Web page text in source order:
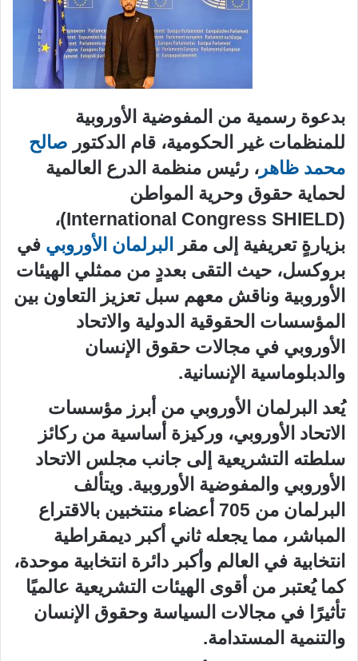
بدعوة رسمية من المفوضية الأوروبية
للمنظمات غير الحكومية، قام الدكتور صالح
محمد ظاهر ، رئيس منظمة الدرع العالمية
لحماية حقوق وحرية المواطن
(International Congress SHIELD)،
بزيارةٍ تعريفية إلى مقر
البرلمان الأوروبي في
بروكسل، حيث التقى بعددٍ من ممثلي الهيئات
الأوروبية وناقش معهم سبل تعزيز التعاون بين
المؤسسات الحقوقية الدولية والاتحاد
الأوروبي في مجالات حقوق الإنسان
والدبلوماسية الإنسانية.
يُعد البرلمان الأوروبي من أبرز مؤسسات
الاتحاد الأوروبي، وركيزة أساسية من ركائز
سلطته التشريعية إلى جانب مجلس الاتحاد
الأوروبي والمفوضية الأوروبية. ويتألف
البرلمان من 705 أعضاء منتخبين بالاقتراع
المباشر، مما يجعله ثاني أكبر ديمقراطية
انتخابية في العالم وأكبر دائرة انتخابية موحدة،
كما يُعتبر من أقوى الهيئات التشريعية عالميًا
تأثيرًا في مجالات السياسة وحقوق الإنسان
والتنمية المستدامة.